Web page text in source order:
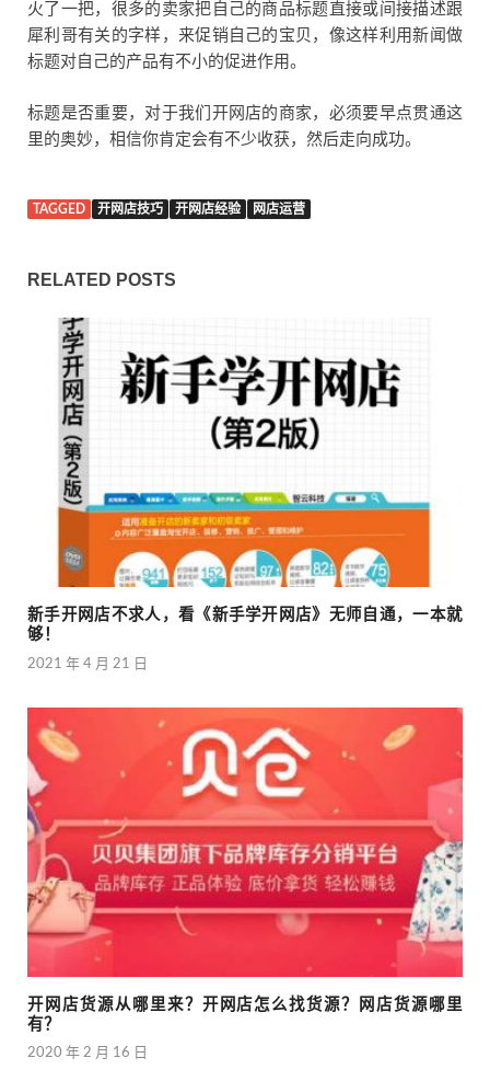
火了一把，很多的卖家把自己的商品标题直接或间接描述跟
犀利哥有关的字样，来促销自己的宝贝，像这样利用新闻做
标题对自己的产品有不小的促进作用。
标题是否重要，对于我们开网店的商家，必须要早点贯通这
里的奥妙，相信你肯定会有不少收获，然后走向成功。
TAGGED 开网店技巧 开网店经验 网店运营
RELATED POSTS
新手开网店不求人，看《新手学开网店》无师自通，一本就
够！
2021 年 4 月 21 日
开网店货源从哪里来？开网店怎么找货源？网店货源哪里
有？
2020 年 2 月 16 日